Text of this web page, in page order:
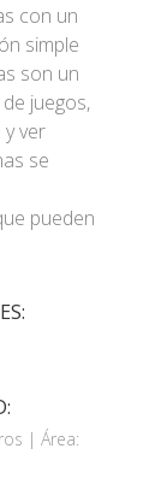
con un
simple
son un
juegos,
ver
se
pueden
| Área: